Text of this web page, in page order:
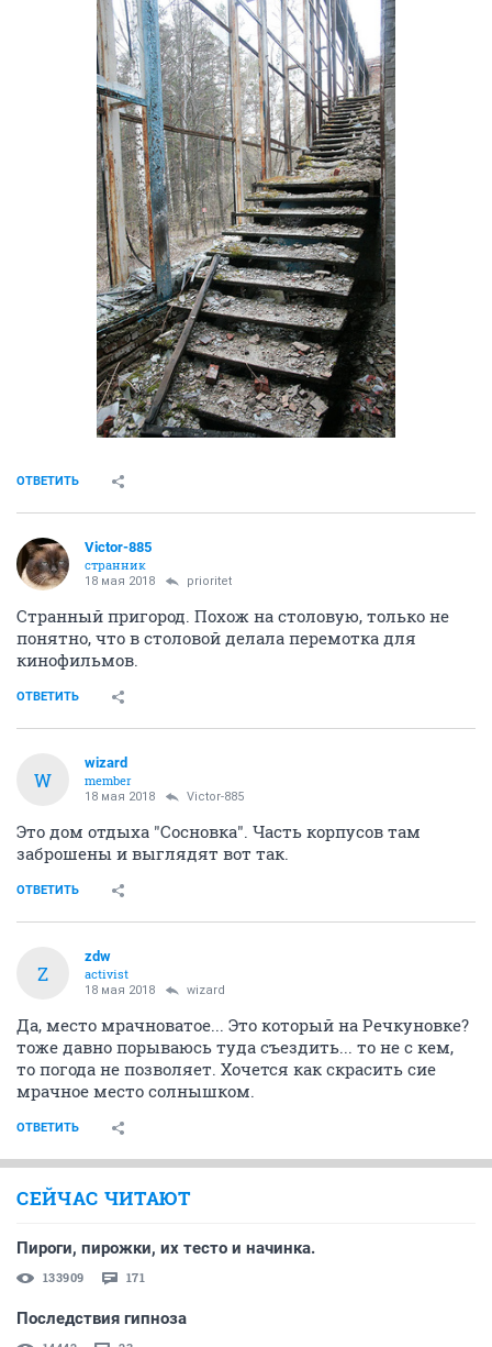
ОТВЕТИТЬ
Victor-885
странник
18 мая 2018 prioritet
Странный пригород. Похож на столовую, только не
понятно, что в столовой делала перемотка для
кинофильмов.
ОТВЕТИТЬ
W
wizard
member
18 мая 2018 Victor-885
Это дом отдыха "Сосновка". Часть корпусов там
заброшены и выглядят вот так.
ОТВЕТИТЬ
Z
zdw
activist
18 мая 2018 wizard
Да, место мрачноватое... Это который на Речкуновке?
тоже давно порываюсь туда съездить... то не с кем,
то погода не позволяет. Хочется как скрасить сие
мрачное место солнышком.
ОТВЕТИТЬ
СЕЙЧАС ЧИТАЮТ
Пироги, пирожки, их тесто и начинка.
133909 171
Последствия гипноза